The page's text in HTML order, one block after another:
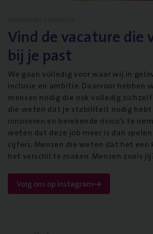
Vind de vacature die
bij je past
We gaan volledig voor waar wij in
inclusie en ambitie. Daarvoor hebben
mensen nodig die ook volledig
die weten dat je stabiliteit nodig
innoveren en berekende risico’s te
weten dat deze job meer is dan
cijfers. Mensen die weten dat het een
het verschil te maken. Mensen zoals
Volg ons op instagram